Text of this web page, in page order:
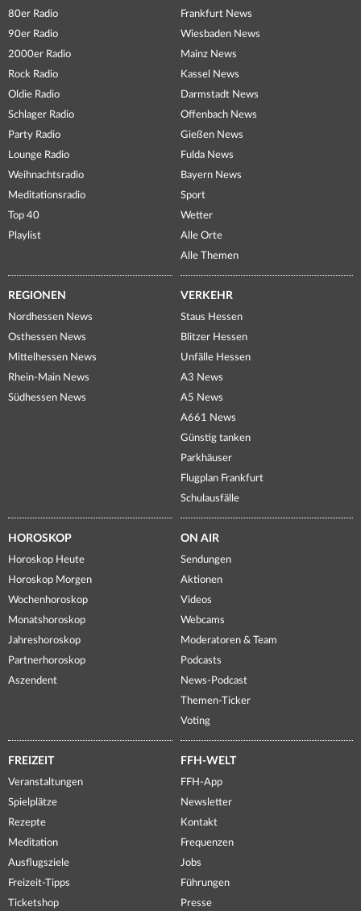
80er Radio
90er Radio
2000er Radio
Rock Radio
Oldie Radio
Schlager Radio
Party Radio
Lounge Radio
Weihnachtsradio
Meditationsradio
Top 40
Playlist
Frankfurt News
Wiesbaden News
Mainz News
Kassel News
Darmstadt News
Offenbach News
Gießen News
Fulda News
Bayern News
Sport
Wetter
Alle Orte
Alle Themen
REGIONEN
Nordhessen News
Osthessen News
Mittelhessen News
Rhein-Main News
Südhessen News
VERKEHR
Staus Hessen
Blitzer Hessen
Unfälle Hessen
A3 News
A5 News
A661 News
Günstig tanken
Parkhäuser
Flugplan Frankfurt
Schulausfälle
HOROSKOP
Horoskop Heute
Horoskop Morgen
Wochenhoroskop
Monatshoroskop
Jahreshoroskop
Partnerhoroskop
Aszendent
ON AIR
Sendungen
Aktionen
Videos
Webcams
Moderatoren & Team
Podcasts
News-Podcast
Themen-Ticker
Voting
FREIZEIT
Veranstaltungen
Spielplätze
Rezepte
Meditation
Ausflugsziele
Freizeit-Tipps
Ticketshop
FFH-WELT
FFH-App
Newsletter
Kontakt
Frequenzen
Jobs
Führungen
Presse